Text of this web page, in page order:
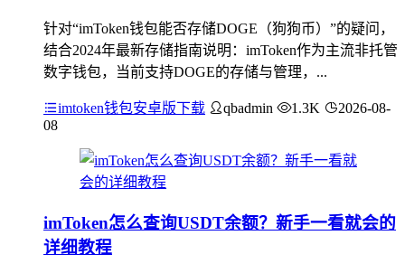
针对“imToken钱包能否存储DOGE（狗狗币）”的疑问，
结合2024年最新存储指南说明：imToken作为主流非托管
数字钱包，当前支持DOGE的存储与管理，...
imtoken钱包安卓版下载 qbadmin 1.3K
2026-08-
08
imToken怎么查询USDT余额？新手一看就会的
详细教程